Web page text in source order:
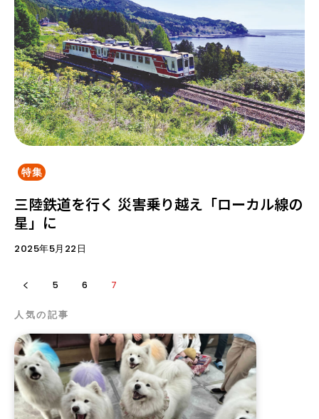
特集
三陸鉄道を行く 災害乗り越え「ローカル線の
星」に
2025年5月22日
5 6 7
人気の記事